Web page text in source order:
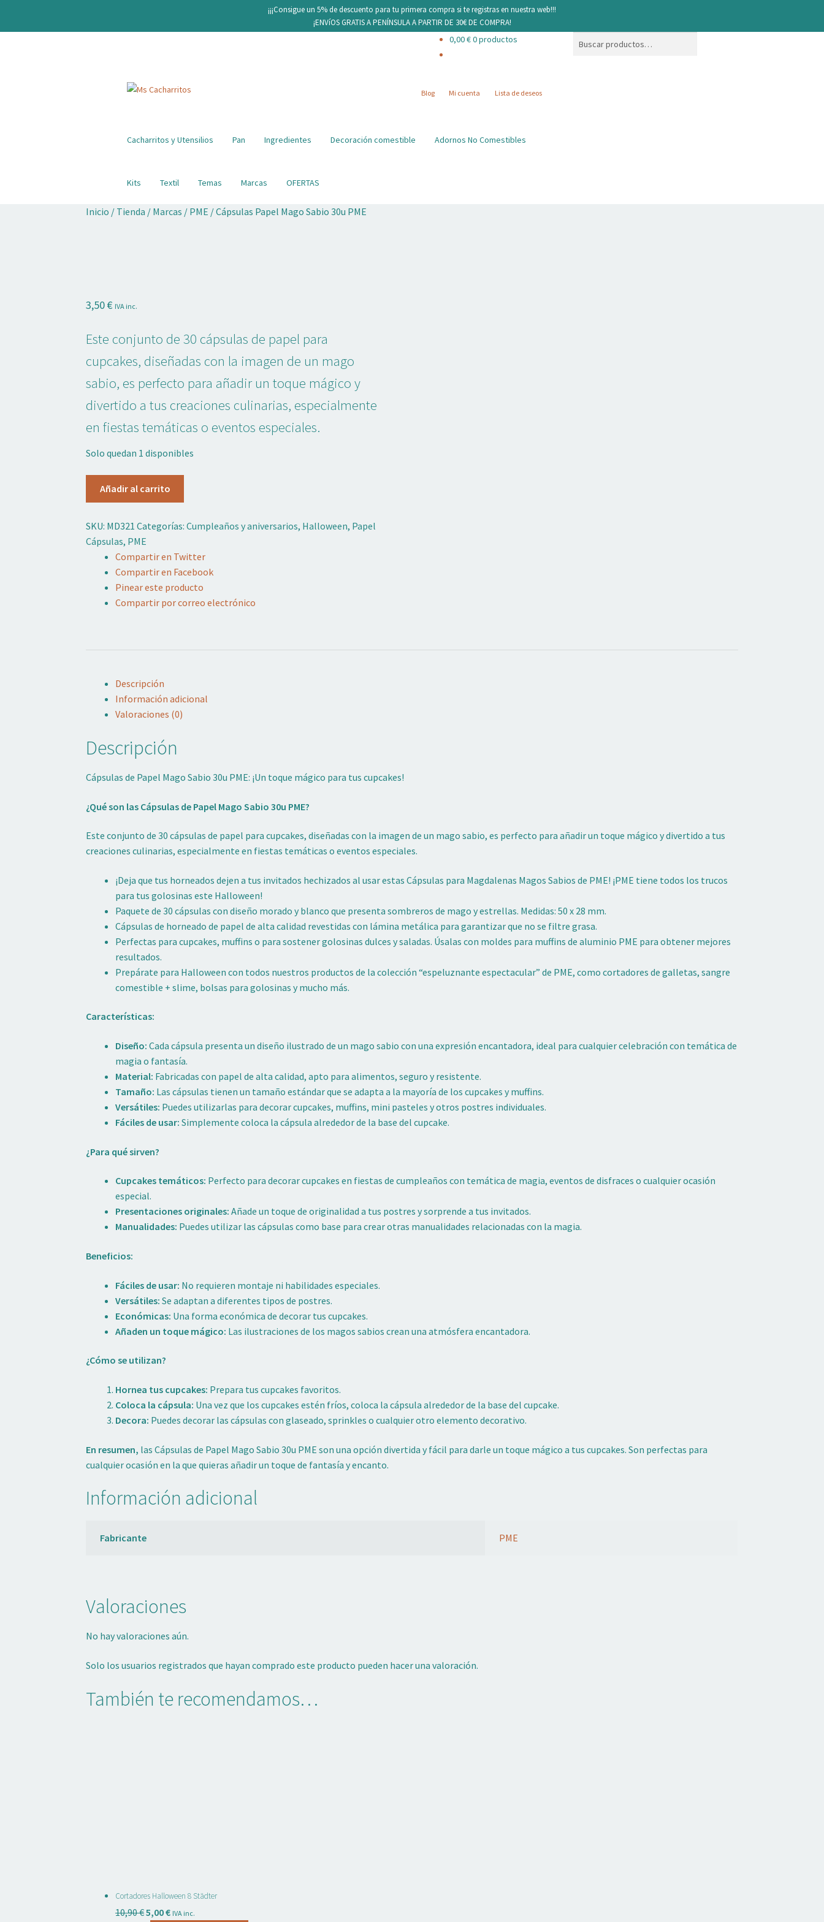
¡¡¡Consigue un 5% de descuento para tu primera compra si te registras en nuestra web!!!
¡ENVíOS GRATIS A PENÍNSULA A PARTIR DE 30€ DE COMPRA!
0,00€0 productos
navegación
Blog Mi cuenta Lista de deseos
Cacharritos y Utensilios Pan Ingredientes Decoración comestible Adornos No Comestibles
Kits Textil Temas Marcas OFERTAS
Inicio / Tienda / Marcas / PME /Cápsulas Papel Mago Sabio 30u PME
3,50€ IVA inc.
Este conjunto de 30 cápsulas de papel para
cupcakes, diseñadas con la imagen de un mago
sabio, es perfecto para añadir un toque mágico y
divertido a tus creaciones culinarias, especialmente
en fiestas temáticas o eventos especiales.
Solo quedan 1 disponibles
Sabio
30u
cantidad
Añadir al carrito
SKU: MD321 Categorías:Cumpleaños y aniversarios, Halloween, Papel
Cápsulas, PME
Compartir en Twitter
Compartir en Facebook
Pinear este producto
Compartir por correo electrónico
Descripción
Información adicional
Valoraciones (0)
Descripción
Cápsulas de Papel Mago Sabio 30u PME: ¡Un toque mágico para tus cupcakes!
¿Qué son las Cápsulas de Papel Mago Sabio 30u PME?
Este conjunto de 30 cápsulas de papel para cupcakes, diseñadas con la imagen de un mago sabio, es perfecto para añadir un toque mágico y divertido a tus
creaciones culinarias, especialmente en fiestas temáticas o eventos especiales.
¡Deja que tus horneados dejen a tus invitados hechizados al usar estas Cápsulas para Magdalenas Magos Sabios de PME! ¡PME tiene todos los trucos
para tus golosinas este Halloween!
Paquete de 30 cápsulas con diseño morado y blanco que presenta sombreros de mago y estrellas. Medidas: 50 x 28 mm.
Cápsulas de horneado de papel de alta calidad revestidas con lámina metálica para garantizar que no se filtre grasa.
Perfectas para cupcakes, muffins o para sostener golosinas dulces y saladas. Úsalas con moldes para muffins de aluminio PME para obtener mejores
resultados.
Prepárate para Halloween con todos nuestros productos de la colección “espeluznante espectacular” de PME, como cortadores de galletas, sangre
comestible + slime, bolsas para golosinas y mucho más.
Características:
Diseño: Cada cápsula presenta un diseño ilustrado de un mago sabio con una expresión encantadora, ideal para cualquier celebración con temática de
magia o fantasía.
Material: Fabricadas con papel de alta calidad, apto para alimentos, seguro y resistente.
Tamaño: Las cápsulas tienen un tamaño estándar que se adapta a la mayoría de los cupcakes y muffins.
Versátiles: Puedes utilizarlas para decorar cupcakes, muffins, mini pasteles y otros postres individuales.
Fáciles de usar: Simplemente coloca la cápsula alrededor de la base del cupcake.
¿Para qué sirven?
Cupcakes temáticos: Perfecto para decorar cupcakes en fiestas de cumpleaños con temática de magia, eventos de disfraces o cualquier ocasión
especial.
Presentaciones originales: Añade un toque de originalidad a tus postres y sorprende a tus invitados.
Manualidades: Puedes utilizar las cápsulas como base para crear otras manualidades relacionadas con la magia.
Beneficios:
Fáciles de usar: No requieren montaje ni habilidades especiales.
Versátiles: Se adaptan a diferentes tipos de postres.
Económicas: Una forma económica de decorar tus cupcakes.
Añaden un toque mágico: Las ilustraciones de los magos sabios crean una atmósfera encantadora.
¿Cómo se utilizan?
Hornea tus cupcakes: Prepara tus cupcakes favoritos.
Coloca la cápsula: Una vez que los cupcakes estén fríos, coloca la cápsula alrededor de la base del cupcake.
Decora: Puedes decorar las cápsulas con glaseado, sprinkles o cualquier otro elemento decorativo.
En resumen, las Cápsulas de Papel Mago Sabio 30u PME son una opción divertida y fácil para darle un toque mágico a tus cupcakes. Son perfectas para
cualquier ocasión en la que quieras añadir un toque de fantasía y encanto.
Información adicional
Fabricante PME
Valoraciones
No hay valoraciones aún.
Solo los usuarios registrados que hayan comprado este producto pueden hacer una valoración.
También te recomendamos…
Cortadores Halloween 8 Städter
10,90€El
5,00€El
IVA inc.